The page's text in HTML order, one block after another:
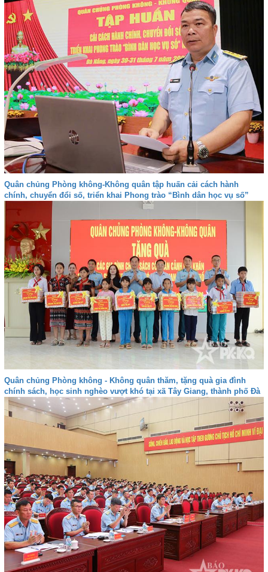
Quân chủng Phòng không-Không quân tập huấn cải cách hành
chính, chuyển đổi số, triển khai Phong trào “Bình dân học vụ số”
Quân chủng Phòng không - Không quân thăm, tặng quà gia đình
chính sách, học sinh nghèo vượt khó tại xã Tây Giang, thành phố Đà
nẵng